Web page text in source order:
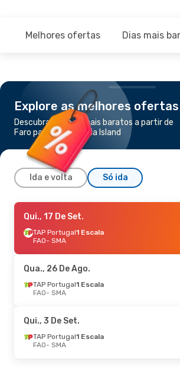
Melhores ofertas Dias mais
Explore as melhores ofertas
Descubra os voos mais baratos a partir de
Faro para Santa Maria Island
Ida e volta Só ida
Qui., 17 De Set.
TAP Portugal1 Escala
FAO- SMA
SMA- FAO
Qui., 3 De Set. - Qui., 10 De Set.
TAP Portugal1 Escala
SMA- FAO
Qui., 17 De Set.
TAP Portugal1 Escala
FAO- SMA
Qua., 26 De Ago.
TAP Portugal1 Escala
FAO- SMA
Qui., 3 De Set.
TAP Portugal1 Escala
FAO- SMA